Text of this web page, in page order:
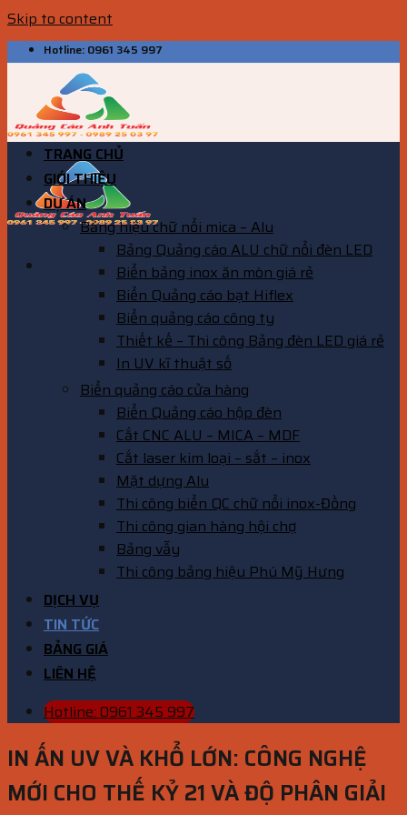
Skip to content
Hotline: 0961 345 997
TRANG CHỦ
GIỚI THIỆU
DỰ ÁN
Bảng hiệu chữ nổi mica – Alu
Bảng Quảng cáo ALU chữ nổi đèn LED
Biển bảng inox ăn mòn giá rẻ
Biển Quảng cáo bạt Hiflex
Biển quảng cáo công ty
Thiết kế – Thi công Bảng đèn LED giá rẻ
In UV kĩ thuật số
Biển quảng cáo cửa hàng
Biển Quảng cáo hộp đèn
Cắt CNC ALU – MICA – MDF
Cắt laser kim loại – sắt – inox
Mặt dựng Alu
Thi công biển QC chữ nổi inox-Đồng
Thi công gian hàng hội chợ
Bảng vẫy
Thi công bảng hiệu Phú Mỹ Hưng
DỊCH VỤ
TIN TỨC
BẢNG GIÁ
LIÊN HỆ
Hotline: 0961 345 997
IN ẤN UV VÀ KHỔ LỚN: CÔNG NGHỆ
MỚI CHO THẾ KỶ 21 VÀ ĐỘ PHÂN GIẢI